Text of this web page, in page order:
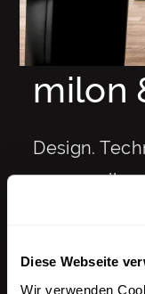
Diese Webseite
Wir verwenden
milon
Design.
neuen